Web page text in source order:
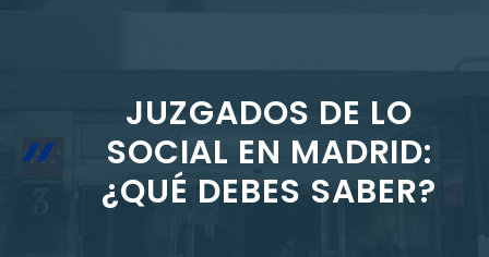
JUZGADOS DE LO
SOCIAL EN MADRID:
¿QUÉ DEBES SABER?